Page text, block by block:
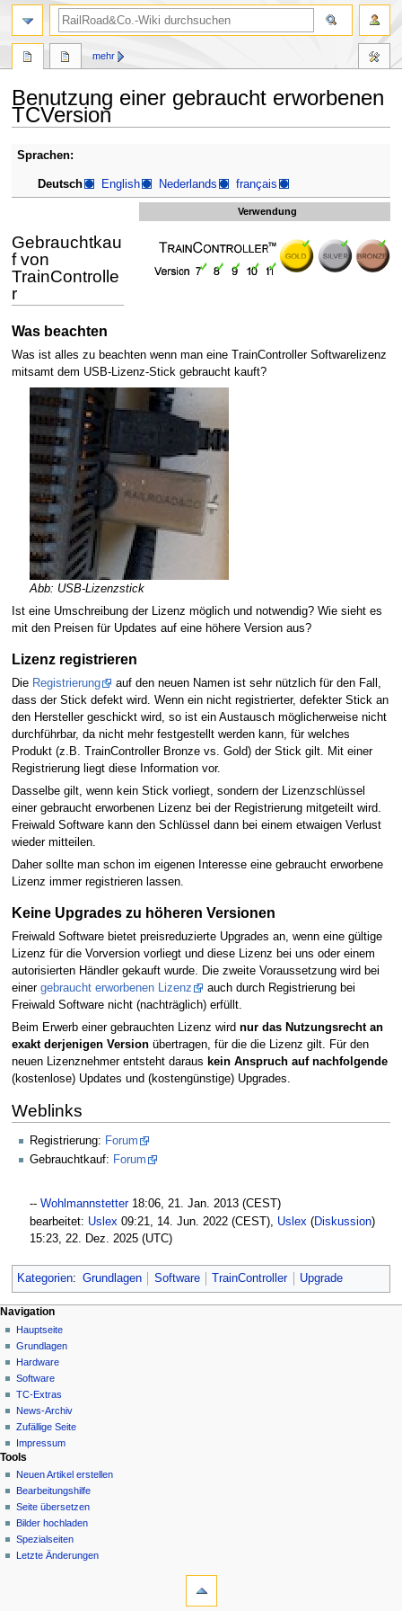
Benutzung einer gebraucht erworbenen
TCVersion
Zur
springen
Zur
springen
Sprachen:
Deutsch English Nederlands français
Verwendung
Gebrauchtkau
f von
TrainControlle
r
Was beachten
Was ist alles zu beachten wenn man eine TrainController Softwarelizenz
mitsamt dem USB-Lizenz-Stick gebraucht kauft?
Abb: USB-Lizenzstick
Ist eine Umschreibung der Lizenz möglich und notwendig? Wie sieht es
mit den Preisen für Updates auf eine höhere Version aus?
Lizenz registrieren
Die Registrierung
auf den neuen Namen ist sehr nützlich für den Fall,
dass der Stick defekt wird. Wenn ein nicht registrierter, defekter Stick an
den Hersteller geschickt wird, so ist ein Austausch möglicherweise nicht
durchführbar, da nicht mehr festgestellt werden kann, für welches
Produkt (z.B. TrainController Bronze vs. Gold) der Stick gilt. Mit einer
Registrierung liegt diese Information vor.
Dasselbe gilt, wenn kein Stick vorliegt, sondern der Lizenzschlüssel
einer gebraucht erworbenen Lizenz bei der Registrierung mitgeteilt wird.
Freiwald Software kann den Schlüssel dann bei einem etwaigen Verlust
wieder mitteilen.
Daher sollte man schon im eigenen Interesse eine gebraucht erworbene
Lizenz immer registrieren lassen.
Keine Upgrades zu höheren Versionen
Freiwald Software bietet preisreduzierte Upgrades an, wenn eine gültige
Lizenz für die Vorversion vorliegt und diese Lizenz bei uns oder einem
autorisierten Händler gekauft wurde. Die zweite Voraussetzung wird bei
einer gebraucht erworbenen Lizenz
auch durch Registrierung bei
Freiwald Software nicht (nachträglich) erfüllt.
Beim Erwerb einer gebrauchten Lizenz wird nur das Nutzungsrecht an
exakt derjenigen Versionübertragen, für die die Lizenz gilt. Für den
neuen Lizenznehmer entsteht daraus kein Anspruch auf nachfolgende
(kostenlose) Updates und (kostengünstige) Upgrades.
Weblinks
Registrierung: Forum
Gebrauchtkauf: Forum
-- Wohlmannstetter18:06, 21. Jan. 2013 (CEST)
bearbeitet: Uslex 09:21, 14. Jun. 2022 (CEST), Uslex (Diskussion)
15:23, 22. Dez. 2025 (UTC)
Kategorien: Grundlagen Software TrainController Upgrade
N
a
v
g
a
i
o
n
s
m
e
Seitenaktionen
Seite
Diskussion
Lesen
Quelltext
anzeigen
Versionsgeschichte
mehr
Meine Werkzeuge
Deutsch
Anmelden
Navigation
Hauptseite
Grundlagen
Hardware
Software
TC-Extras
News-Archiv
Zufällige Seite
Impressum
Suche
Tools
Neuen Artikel erstellen
Bearbeitungshilfe
Seite übersetzen
Bilder hochladen
Spezialseiten
Letzte Änderungen